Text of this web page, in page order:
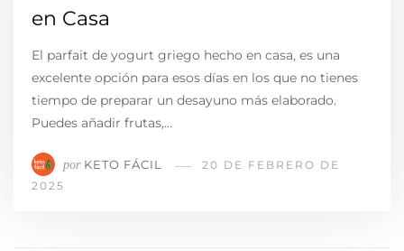
en Casa
El parfait de yogurt griego hecho en casa, es una
excelente opción para esos días en los que no tienes
tiempo de preparar un desayuno más elaborado.
Puedes añadir frutas,…
por KETO FÁCIL
20 DE FEBRERO DE
2025